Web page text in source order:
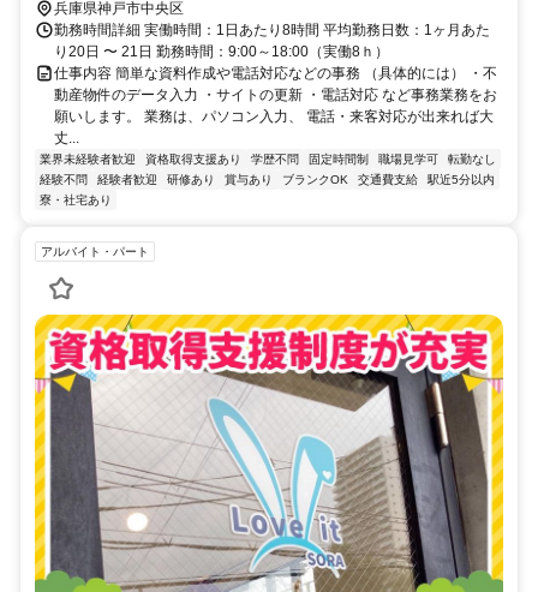
兵庫県神戸市中央区
勤務時間詳細 実働時間：1日あたり8時間 平均勤務日数：1ヶ月あた
り20日 〜 21日 勤務時間：9:00～18:00（実働8ｈ）
仕事内容 簡単な資料作成や電話対応などの事務 （具体的には） ・不
動産物件のデータ入力 ・サイトの更新 ・電話対応 など事務業務をお
願いします。 業務は、パソコン入力、 電話・来客対応が出来れば大
丈...
業界未経験者歓迎 資格取得支援あり 学歴不問 固定時間制 職場見学可
転勤なし
経験不問
経験者歓迎 研修あり 賞与あり ブランクOK 交通費支給
駅近5分以内
寮・社宅あり
アルバイト・パート